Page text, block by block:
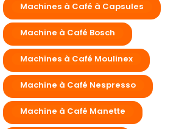
Machines à Café à Capsules
Machine à Café Bosch
Machines à Café Moulinex
Machine à Café Nespresso
Machine à Café Manette